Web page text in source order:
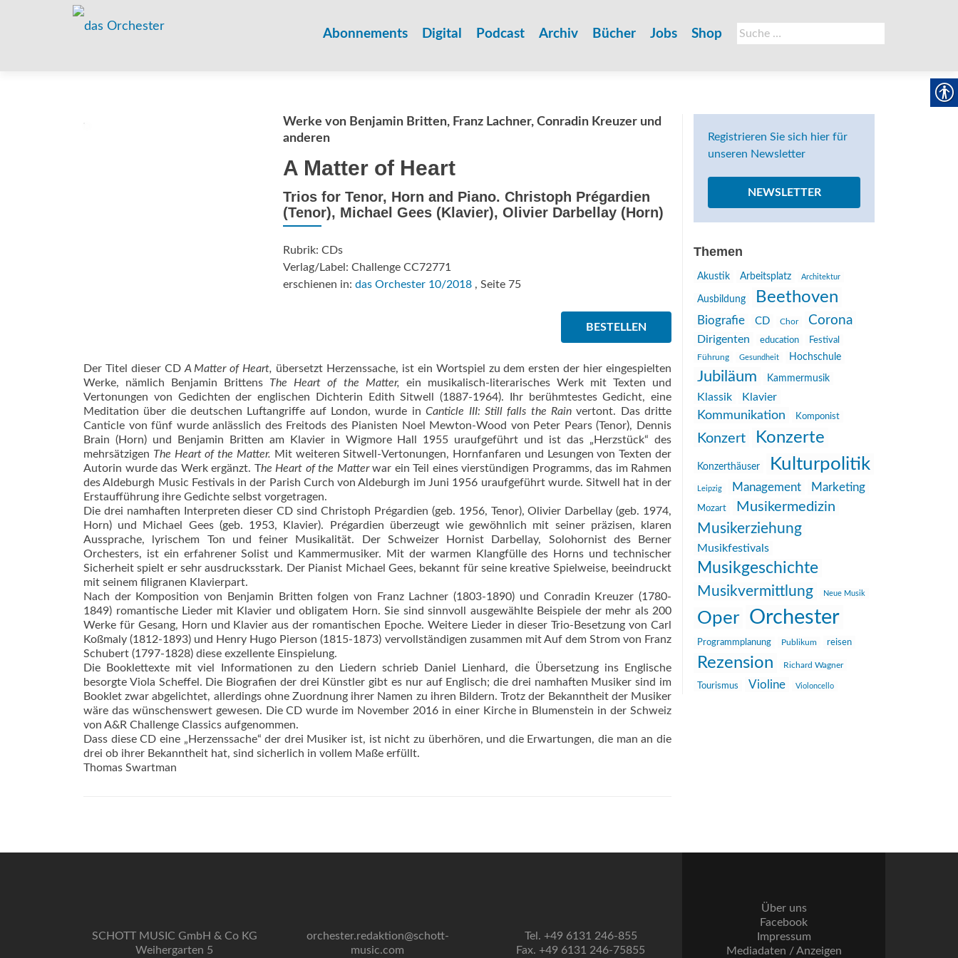
Suche
nach:
Abonnements Digital Podcast Archiv Bücher Jobs Shop
Werke von Benjamin Britten, Franz Lachner, Conradin Kreuzer und
anderen
A Matter of Heart
Trios for Tenor, Horn and Piano. Christoph Prégardien
(Tenor), Michael Gees (Klavier), Olivier Darbellay (Horn)
Rubrik: CDs
Verlag/Label: Challenge CC72771
erschienen in: das Orchester 10/2018, Seite 75
BESTELLEN
Der Titel dieser CD A Matter of Heart, übersetzt Herzenssache, ist ein Wortspiel zu dem ersten der hier eingespielten
Werke, nämlich Benjamin Brittens The Heart of the Matter, ein musikalisch-literarisches Werk mit Texten und
Vertonungen von Gedichten der englischen Dichterin Edith Sitwell (1887-1964). Ihr berühmtestes Gedicht, eine
Meditation über die deutschen Luftangriffe auf London, wurde inCanticle III: Still falls the Rainvertont. Das dritte
Canticle von fünf wurde anlässlich des Freitods des Pianisten Noel Mewton-Wood von Peter Pears (Tenor), Dennis
Brain (Horn) und Benjamin Britten am Klavier in Wigmore Hall 1955 uraufgeführt und ist das „Herzstück“ des
mehrsätzigen The Heart of the Matter. Mit weiteren Sitwell-Vertonungen, Hornfanfaren und Lesungen von Texten der
Autorin wurde das Werk ergänzt. The Heart of the Matterwar ein Teil eines vierstündigen Programms, das im Rahmen
des Aldeburgh Music Festivals in der Parish Curch von Aldeburgh im Juni 1956 uraufgeführt wurde. Sitwell hat in der
Erstaufführung ihre Gedichte selbst vorgetragen.
Die drei namhaften Interpreten dieser CD sind Christoph Prégardien (geb. 1956, Tenor), Olivier Darbellay (geb. 1974,
Horn) und Michael Gees (geb. 1953, Klavier). Prégardien überzeugt wie gewöhnlich mit seiner präzisen, klaren
Aussprache, lyrischem Ton und feiner Musikalität. Der Schweizer Hornist Darbellay, Solohornist des Berner
Orchesters, ist ein erfahrener Solist und Kammermusiker. Mit der warmen Klangfülle des Horns und technischer
Sicherheit spielt er sehr ausdrucksstark. Der Pianist Michael Gees, bekannt für seine kreative Spielweise, beeindruckt
mit seinem filigranen Klavierpart.
Nach der Komposition von Benjamin Britten folgen von Franz Lachner (1803-1890) und Conradin Kreuzer (1780-
1849) romantische Lieder mit Klavier und obligatem Horn. Sie sind sinnvoll ausgewählte Beispiele der mehr als 200
Werke für Gesang, Horn und Klavier aus der romantischen Epoche. Weitere Lieder in dieser Trio-Besetzung von Carl
Koßmaly (1812-1893) und Henry Hugo Pierson (1815-1873) vervollständigen zusammen mit Auf dem Strom von Franz
Schubert (1797-1828) diese exzellente Einspielung.
Die Booklettexte mit viel Informationen zu den Liedern schrieb Daniel Lienhard, die Übersetzung ins Englische
besorgte Viola Scheffel. Die Biografien der drei Künstler gibt es nur auf Englisch; die drei namhaften Musiker sind im
Booklet zwar abgelichtet, allerdings ohne Zuordnung ihrer Namen zu ihren Bildern. Trotz der Bekanntheit der Musiker
wäre das wünschenswert gewesen. Die CD wurde im November 2016 in einer Kirche in Blumenstein in der Schweiz
von A&R Challenge Classics aufgenommen.
Dass diese CD eine „Herzenssache“ der drei Musiker ist, ist nicht zu überhören, und die Erwartungen, die man an die
drei ob ihrer Bekanntheit hat, sind sicherlich in vollem Maße erfüllt.
Thomas Swartman
Registrieren Sie sich hier für
unseren Newsletter
NEWSLETTER
Themen
Akustik Arbeitsplatz Architektur
Ausbildung Beethoven
Biografie CD Chor Corona
Dirigenten education
Festival
Führung
Gesundheit Hochschule
Jubiläum Kammermusik
Klassik Klavier
Kommunikation Komponist
Konzert Konzerte
Konzerthäuser Kulturpolitik
Leipzig Management Marketing
Mozart Musikermedizin
Musikerziehung
Musikfestivals
Musikgeschichte
Musikvermittlung Neue Musik
Oper Orchester
Programmplanung Publikum reisen
Rezension Richard Wagner
Tourismus Violine Violoncello
SCHOTT MUSIC GmbH & Co KG
Weihergarten 5
orchester.redaktion@schott-
music.com
Tel. +49 6131 246-855
Fax. +49 6131 246-75855
Über uns
Facebook
Impressum
Mediadaten / Anzeigen